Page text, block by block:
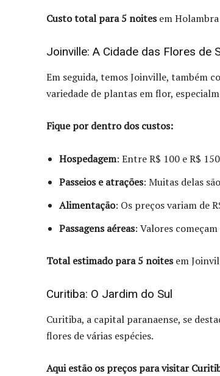
Custo total para 5 noitesem
Joinville: A Cidade das Flores de
Em seguida, temos Joinville, também
variedade de plantas em flor,
Fique por dentro dos custos:
Hospedagem: Entre R$ 100 e R$
Passeios e atrações: Muitas delas
Alimentação: Os preços variam de
Passagens aéreas: Valores
Total estimado para 5 noitesem
Curitiba: O Jardim do Sul
Curitiba, a capital paranaense, se
flores de várias espécies.
Aqui estão os preços para visitar